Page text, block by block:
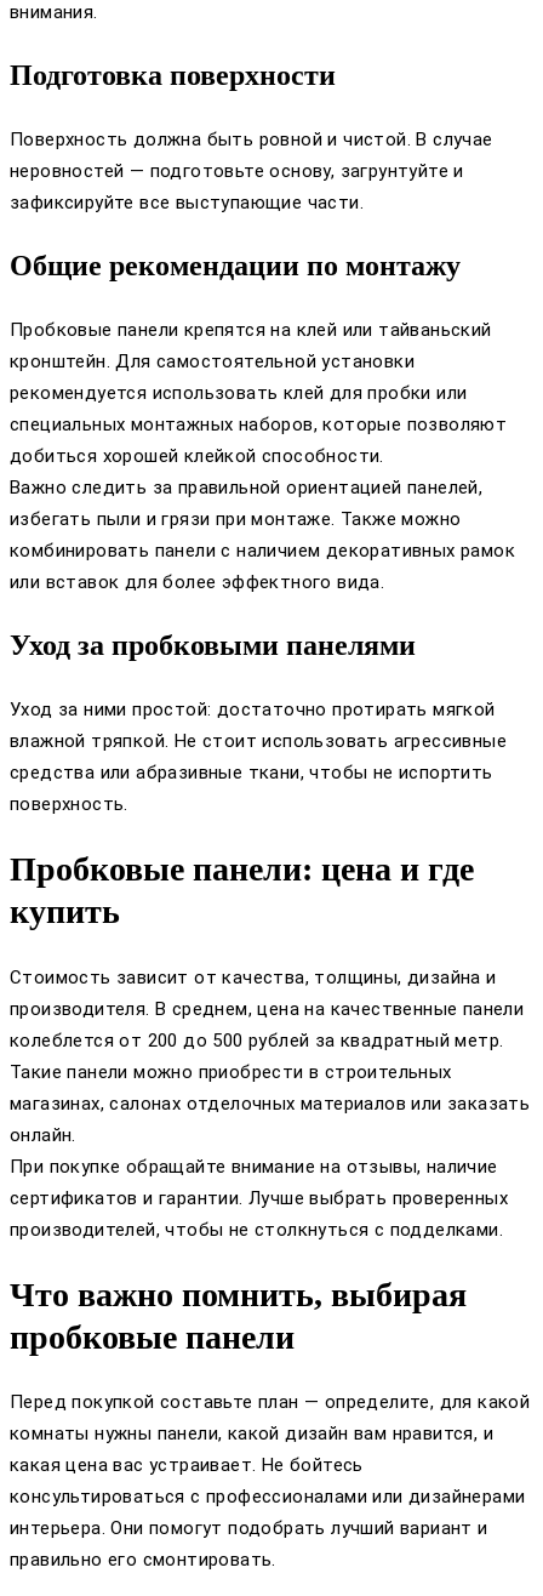
внимания.
Подготовка поверхности
Поверхность должна быть ровной и чистой. В случае
неровностей — подготовьте основу, загрунтуйте и
зафиксируйте все выступающие части.
Общие рекомендации по монтажу
Пробковые панели крепятся на клей или тайваньский
кронштейн. Для самостоятельной установки
рекомендуется использовать клей для пробки или
специальных монтажных наборов, которые позволяют
добиться хорошей клейкой способности.
Важно следить за правильной ориентацией панелей,
избегать пыли и грязи при монтаже. Также можно
комбинировать панели с наличием декоративных рамок
или вставок для более эффектного вида.
Уход за пробковыми панелями
Уход за ними простой: достаточно протирать мягкой
влажной тряпкой. Не стоит использовать агрессивные
средства или абразивные ткани, чтобы не испортить
поверхность.
Пробковые панели: цена и где
купить
Стоимость зависит от качества, толщины, дизайна и
производителя. В среднем, цена на качественные панели
колеблется от 200 до 500 рублей за квадратный метр.
Такие панели можно приобрести в строительных
магазинах, салонах отделочных материалов или заказать
онлайн.
При покупке обращайте внимание на отзывы, наличие
сертификатов и гарантии. Лучше выбрать проверенных
производителей, чтобы не столкнуться с подделками.
Что важно помнить, выбирая
пробковые панели
Перед покупкой составьте план — определите, для какой
комнаты нужны панели, какой дизайн вам нравится, и
какая цена вас устраивает. Не бойтесь
консультироваться с профессионалами или дизайнерами
интерьера. Они помогут подобрать лучший вариант и
правильно его смонтировать.